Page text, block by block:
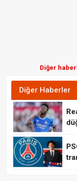
Diğer
Diğer Haberler